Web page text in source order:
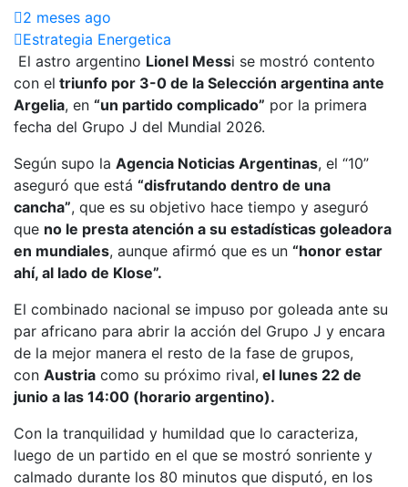
2 meses ago
Estrategia Energetica
El astro argentino Lionel Messi se mostró contento
con el triunfo por 3-0 de la Selección argentina ante
Argelia, en “un partido complicado” por la primera
fecha del Grupo J del Mundial 2026.
Según supo la Agencia Noticias Argentinas, el “10”
aseguró que está “disfrutando dentro de una
cancha”, que es su objetivo hace tiempo y aseguró
que no le presta atención a su estadísticas goleadora
en mundiales, aunque afirmó que es un “honor estar
ahí, al lado de Klose”.
El combinado nacional se impuso por goleada ante su
par africano para abrir la acción del Grupo J y encara
de la mejor manera el resto de la fase de grupos,
con Austria como su próximo rival, el lunes 22 de
junio a las 14:00 (horario argentino).
Con la tranquilidad y humildad que lo caracteriza,
luego de un partido en el que se mostró sonriente y
calmado durante los 80 minutos que disputó, en los